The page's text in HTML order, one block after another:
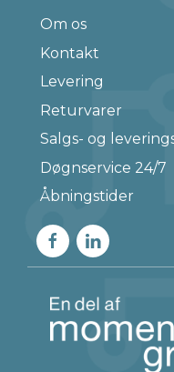
Om os
Kontakt
Levering
Returvarer
Salgs- og
Døgnservice 24/7
Åbningstider